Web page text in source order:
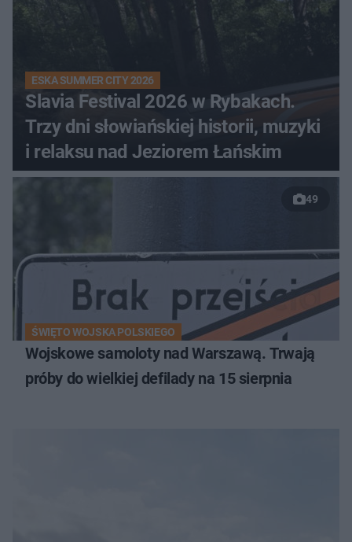
ESKA SUMMER CITY 2026
Slavia Festival 2026 w Rybakach.
Trzy dni słowiańskiej historii, muzyki
i relaksu nad Jeziorem Łańskim
49
ŚWIĘTO WOJSKA POLSKIEGO
Wojskowe samoloty nad Warszawą. Trwają
próby do wielkiej defilady na 15 sierpnia